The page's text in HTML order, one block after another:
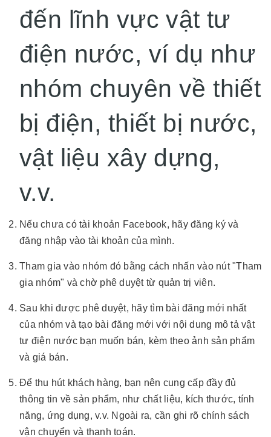
đến lĩnh vực vật tư
điện nước, ví dụ như
nhóm chuyên về thiết
bị điện, thiết bị nước,
vật liệu xây dựng,
v.v.
Nếu chưa có tài khoản Facebook, hãy đăng ký và
đăng nhập vào tài khoản của mình.
Tham gia vào nhóm đó bằng cách nhấn vào nút "Tham
gia nhóm" và chờ phê duyệt từ quản trị viên.
Sau khi được phê duyệt, hãy tìm bài đăng mới nhất
của nhóm và tạo bài đăng mới với nội dung mô tả vật
tư điện nước bạn muốn bán, kèm theo ảnh sản phẩm
và giá bán.
Để thu hút khách hàng, bạn nên cung cấp đầy đủ
thông tin về sản phẩm, như chất liệu, kích thước, tính
năng, ứng dụng, v.v. Ngoài ra, cần ghi rõ chính sách
vận chuyển và thanh toán.